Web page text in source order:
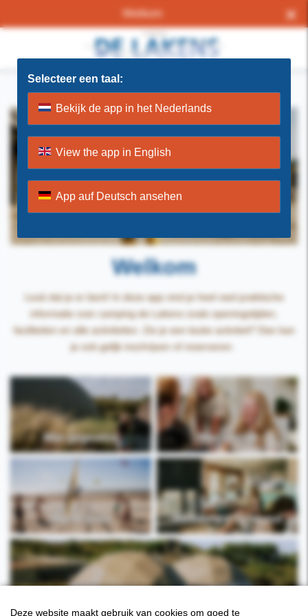
Welkom ×
Selecteer een taal:
Bekijk de app in het Nederlands
View the app in English
App auf Deutsch ansehen
Welkom
Leuk dat je er bent! In deze app vind je heel veel praktische
informatie over camping de Lakens zoals openingstijden,
faciliteiten en alle activiteiten. Zie je een leuke activiteit? Dan kan
je ook gelijk inschrijven of reserveren.
Mijn gegevens Mijn verblijf
Wat te doen Restaurant Gestrand
Deze website maakt gebruik van cookies om goed te